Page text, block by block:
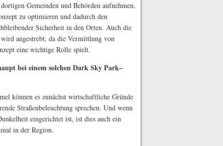
Gemeinden und Behörden aufnehmen,
zu optimieren und dadurch den
Sicherheit in den Orten. Auch die
angestrebt, da die Vermittlung von
eine wichtige Rolle spielt.
bei einem solchen Dark Sky Park–
können es zunächst wirtschaftliche Gründe
Straßenbeleuchtung sprechen. Und wenn
eingerichtet ist, ist dies auch ein
in der Region.